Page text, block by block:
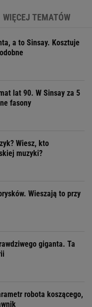
WIĘCEJ TEMATÓW
a to Sinsay. Kosztuje
lat 90. W Sinsay za 5
fasony
Wiesz, kto
muzyki?
Wieszają to przy
giganta. Ta
robota koszącego,